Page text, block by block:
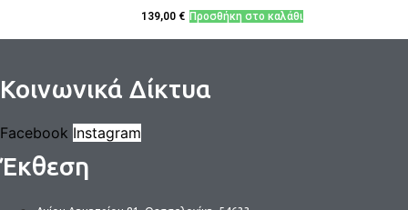
139,00 € Προσθήκη στο καλάθι
Κοινωνικά Δίκτυα
Facebook Instagram
Έκθεση